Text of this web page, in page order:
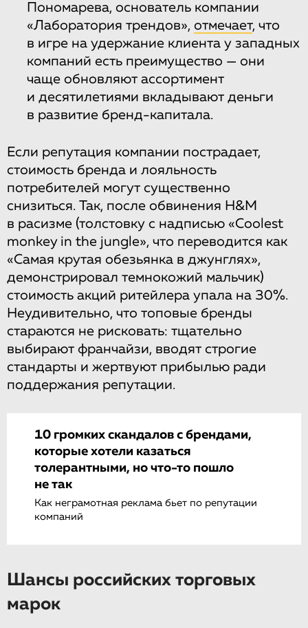
Пономарева, основатель компании
«Лаборатория трендов», отмечает, что
в игре на удержание клиента у западных
компаний есть преимущество — они
чаще обновляют ассортимент
и десятилетиями вкладывают деньги
в развитие бренд-капитала.
Если репутация компании пострадает,
стоимость бренда и лояльность
потребителей могут существенно
снизиться. Так, после обвинения H&М
в расизме (толстовку с надписью «Coolest
monkey in the jungle», что переводится как
«Самая крутая обезьянка в джунглях»,
демонстрировал темнокожий мальчик)
стоимость акций ритейлера упала на 30%.
Неудивительно, что топовые бренды
стараются не рисковать: тщательно
выбирают франчайзи, вводят строгие
стандарты и жертвуют прибылью ради
поддержания репутации.
10 громких скандалов с брендами,
которые хотели казаться
толерантными, но что-то пошло
не так
Как неграмотная реклама бьет по репутации
компаний
Шансы российских торговых
марок